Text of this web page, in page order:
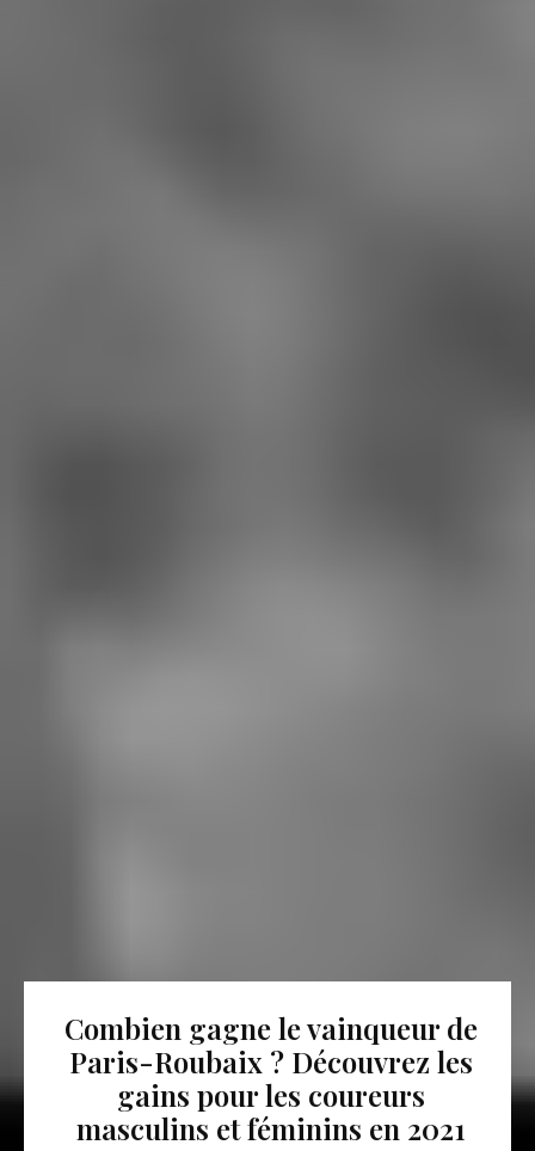
Combien gagne le vainqueur de
Paris-Roubaix ? Découvrez les
gains pour les coureurs
masculins et féminins en 2021